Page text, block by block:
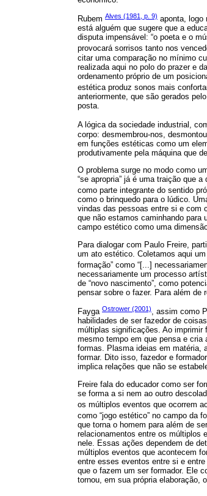
Rubem Alves (1981, p. 9) aponta, logo
está alguém que sugere que a
disputa impensável: “o poeta e o
provocará sorrisos tanto nos
citar uma comparação no mínimo
realizada aqui no polo do prazer e
ordenamento próprio de um
estética produz sonos mais
anteriormente, que são gerados
posta.
A lógica da sociedade industrial,
corpo: desmembrou-nos,
em funções estéticas como um
produtivamente pela máquina que
O problema surge no modo como
“se apropria” já é uma traição que
como parte integrante do sentido
como o brinquedo para o lúdico.
vindas das pessoas entre si e com
que não estamos caminhando para
campo estético como uma
Para dialogar com Paulo Freire,
um ato estético. Coletamos aqui
formação” como “[...]
necessariamente um processo
de “novo nascimento”, como
pensar sobre o fazer. Para além de
Fayga Ostrower (2001), assim como
habilidades de ser fazedor de
múltiplas significações. Ao imprimir
mesmo tempo em que pensa e cria
formas. Plasma ideias em matéria,
formar. Dito isso, fazedor e
implica relações que não se
Freire fala do educador como ser
se forma a si nem ao outro
os múltiplos eventos que ocorrem
como “jogo estético” no campo da
que torna o homem para além de
relacionamentos entre os múltiplos
nele. Essas ações dependem de
múltiplos eventos que acontecem
entre esses eventos entre si e
que o fazem um ser formador. Ele
tornou, em sua própria elaboração,